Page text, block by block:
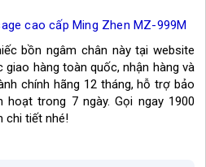
cao cấp Ming Zhen MZ-999M
bồn ngâm chân này tại website
giao hàng toàn quốc, nhận hàng và
chính hãng 12 tháng, hỗ trợ bảo
trong 7 ngày. Gọi ngay 1900
chi tiết nhé!